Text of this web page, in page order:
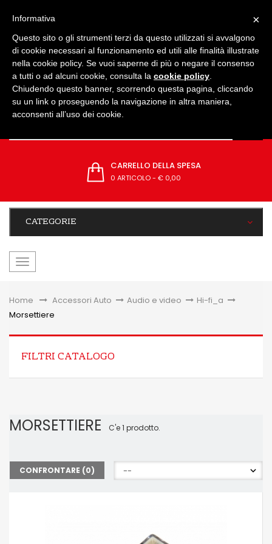
CARRELLO DELLA SPESA
0 ARTICOLO- € 0,00
CATEGORIE
navigazione
Home &gt;Accessori Auto > Audio e video > Hi-fi_a >
Morsettiere
FILTRI CATALOGO
MORSETTIERE C'e 1 prodotto.
CONFRONTARE (0)
×
Informativa
Questo sito o gli strumenti terzi da questo utilizzati si avvalgono
di cookie necessari al funzionamento ed utili alle finalità illustrate
nella cookie policy. Se vuoi saperne di più o negare il consenso
a tutti o ad alcuni cookie, consulta la cookie policy
Chiudendo questo banner, scorrendo questa pagina, cliccando
su un link o proseguendo la navigazione in altra maniera,
acconsenti all’uso dei cookie.